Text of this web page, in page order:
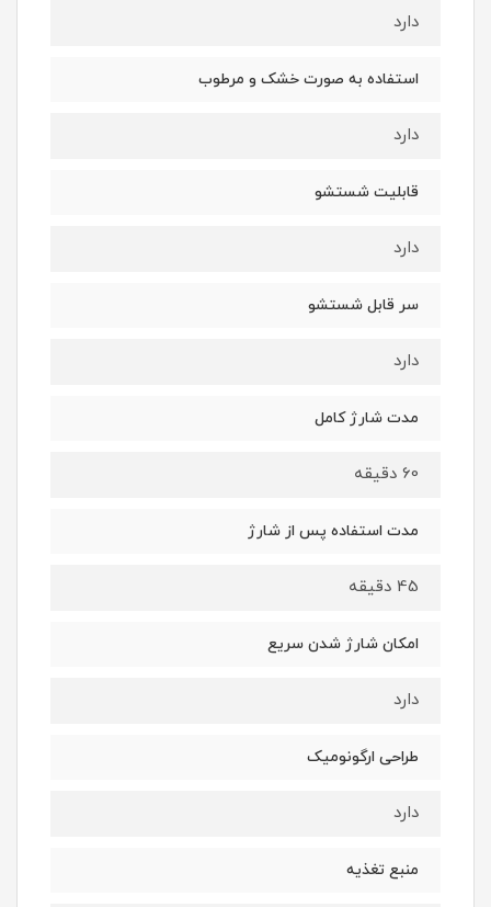
دارد
استفاده به صورت خشک و مرطوب
دارد
قابلیت شستشو
دارد
سر قابل شستشو
دارد
مدت شارژ کامل
60 دقیقه
مدت استفاده پس از شارژ
45 دقیقه
امکان شارژ شدن سریع
دارد
طراحی ارگونومیک
دارد
منبع تغذیه